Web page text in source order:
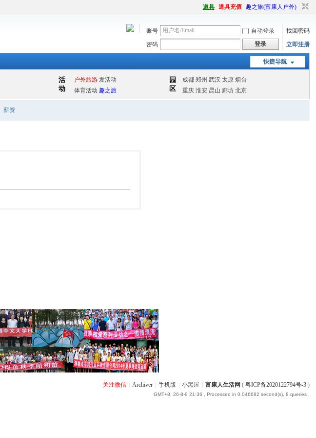
道具 道具充值 趣之旅(富康人户外)
账号 自动登录
找回密码
密码
登录 立即注册
快捷导航
薪资
关注微信 Archiver 手机版 小黑屋 富康人生活网 ( 粤ICP备2020122794号-3)
GMT+8, 26-8-9 21:36 , Processed in 0.046682 second(s), 8 queries .